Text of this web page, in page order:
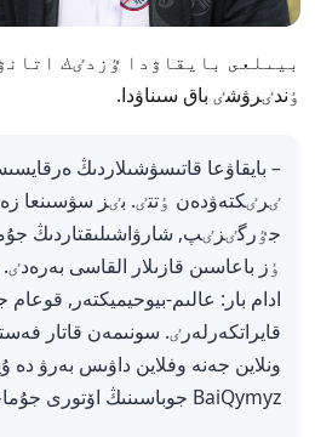
ٶندٸرۋشٸ باق سىناۋدا.
– بايقاۋعا قاتىسۋشىلاردىڭ
ٸرٸكتەۋدەن ٶتتٸ. بٸز سۋسىنعا
جٷرگٸزٸپ, شارۋاشىلىقتاردىڭ
ٶز باعاسىن قازىلار القاسى
ادام بار: عالىم-بيوحيميكتەر,
قايراتكەرلەرٸ. سونىمەن قاتار
ونلاين جەنە وفلاين داۋىس بەرۋ دە
BaiQymyz جوباسىنىڭ اۆتورى جۇماجان قالتاەۆ.